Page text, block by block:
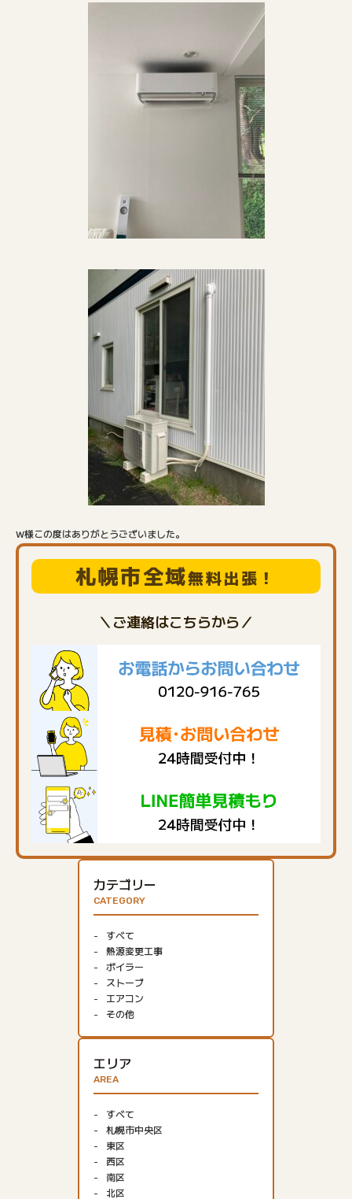
W様この度はありがとうございました。
カテゴリー
CATEGORY
すべて
熱源変更工事
ボイラー
ストーブ
エアコン
その他
エリア
AREA
すべて
札幌市中央区
東区
西区
南区
北区
札幌市全域無料出張！
＼ご連絡はこちらから／